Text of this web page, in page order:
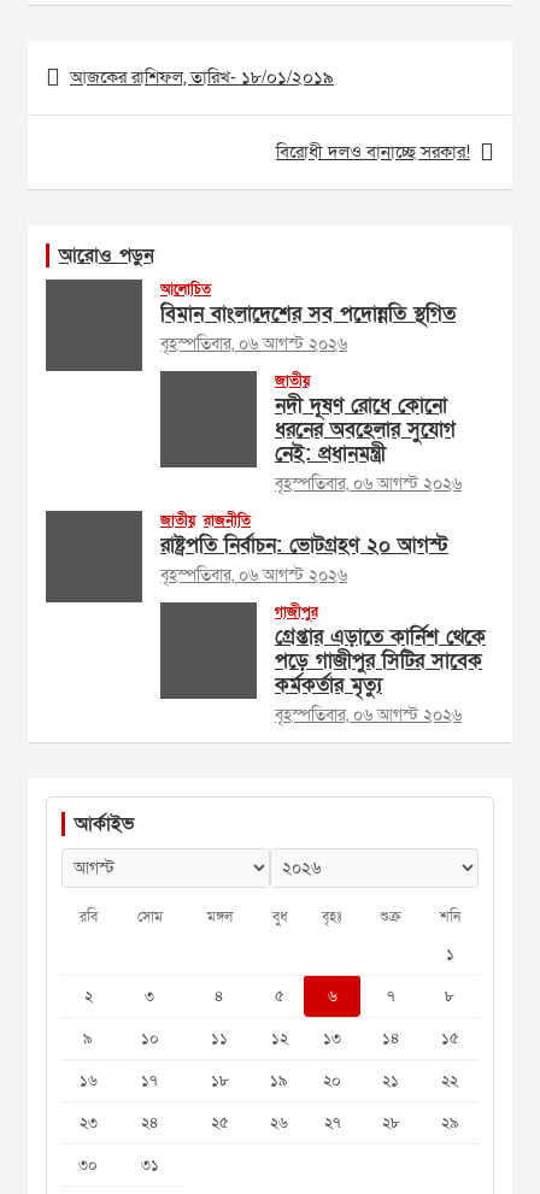
Post
navigation
আজকের রাশিফল, তারিখ- ১৮/০১/২০১৯
বিরোধী দলও বানাচ্ছে সরকার!
আরোও পড়ুন
আলোচিত
বিমান বাংলাদেশের সব পদোন্নতি স্থগিত
বৃহস্পতিবার, ০৬ আগস্ট ২০২৬
জাতীয়
নদী দূষণ রোধে কোনো
ধরনের অবহেলার সুযোগ
নেই: প্রধানমন্ত্রী
বৃহস্পতিবার, ০৬ আগস্ট ২০২৬
জাতীয় রাজনীতি
রাষ্ট্রপতি নির্বাচন: ভোটগ্রহণ ২০ আগস্ট
বৃহস্পতিবার, ০৬ আগস্ট ২০২৬
গাজীপুর
গ্রেপ্তার এড়াতে কার্নিশ থেকে
পড়ে গাজীপুর সিটির সাবেক
কর্মকর্তার মৃত্যু
বৃহস্পতিবার, ০৬ আগস্ট ২০২৬
আর্কাইভ
রবি সোম মঙ্গল বুধ বৃহঃ শুক্র শনি
১
২
৩ ৪ ৫ ৬ ৭
৮
৯
১০ ১১ ১২ ১৩ ১৪
১৫
১৬
১৭ ১৮ ১৯ ২০ ২১
২২
২৩
২৪ ২৫ ২৬ ২৭ ২৮
২৯
৩০
৩১